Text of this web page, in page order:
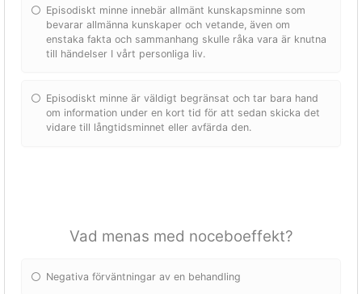
Episodiskt minne innebär allmänt kunskapsminne som
bevarar allmänna kunskaper och vetande, även om
enstaka fakta och sammanhang skulle råka vara är knutna
till händelser I vårt personliga liv.
Episodiskt minne är väldigt begränsat och tar bara hand
om information under en kort tid för att sedan skicka det
vidare till långtidsminnet eller avfärda den.
Vad menas med noceboeffekt?
Negativa förväntningar av en behandling